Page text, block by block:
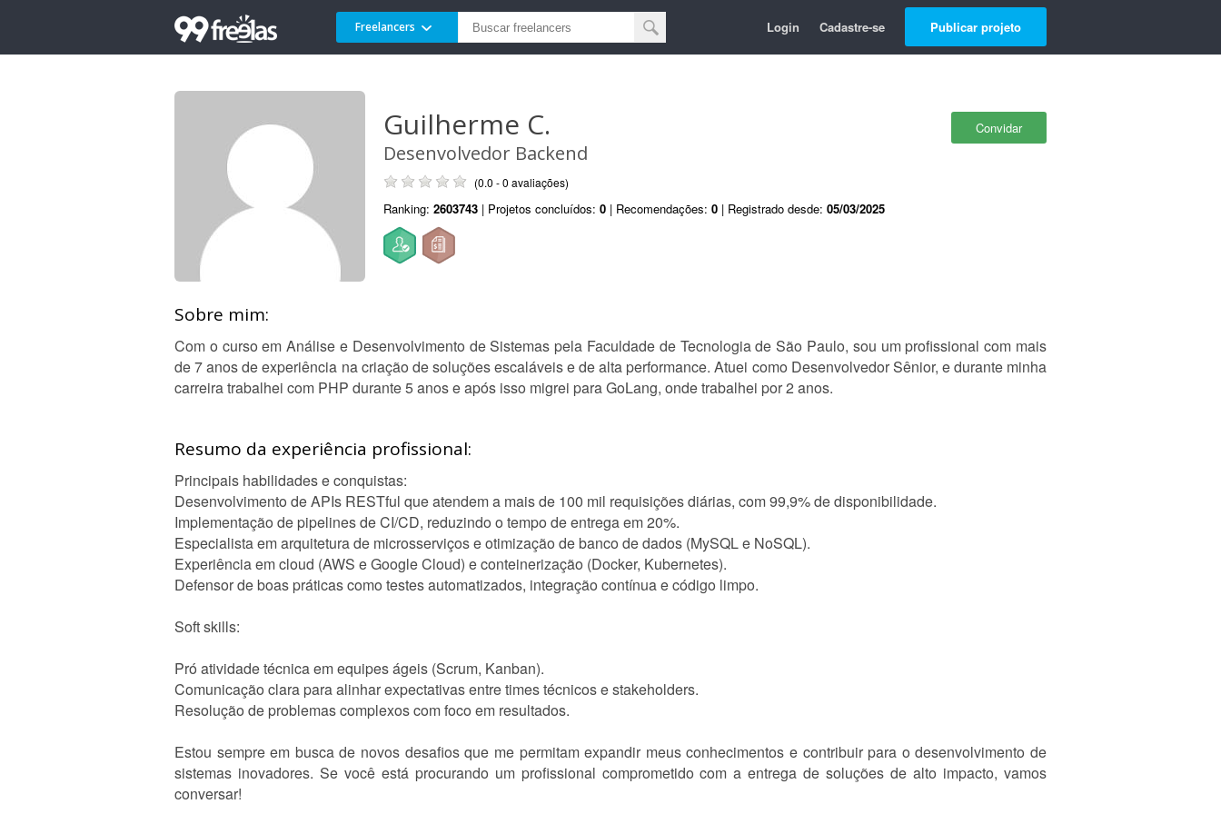
Freelancers Login Cadastre-se Publicar projeto
Convidar
Guilherme C.
Desenvolvedor Backend
(0.0 - 0 avaliações)
Ranking: 2603743 | Projetos concluídos: 0 | Recomendações: 0 | Registrado desde: 05/03/2025
Sobre mim:
Com o curso em Análise e Desenvolvimento de Sistemas pela Faculdade de Tecnologia de São Paulo, sou um profissional com mais
de 7 anos de experiência na criação de soluções escaláveis e de alta performance. Atuei como Desenvolvedor Sênior, e durante minha
carreira trabalhei com PHP durante 5 anos e após isso migrei para GoLang, onde trabalhei por 2 anos.
Resumo da experiência profissional:
Principais habilidades e conquistas:
Desenvolvimento de APIs RESTful que atendem a mais de 100 mil requisições diárias, com 99,9% de disponibilidade.
Implementação de pipelines de CI/CD, reduzindo o tempo de entrega em 20%.
Especialista em arquitetura de microsserviços e otimização de banco de dados (MySQL e NoSQL).
Experiência em cloud (AWS e Google Cloud) e conteinerização (Docker, Kubernetes).
Defensor de boas práticas como testes automatizados, integração contínua e código limpo.
Soft skills:
Pró atividade técnica em equipes ágeis (Scrum, Kanban).
Comunicação clara para alinhar expectativas entre times técnicos e stakeholders.
Resolução de problemas complexos com foco em resultados.
Estou sempre em busca de novos desafios que me permitam expandir meus conhecimentos e contribuir para o desenvolvimento de
sistemas inovadores. Se você está procurando um profissional comprometido com a entrega de soluções de alto impacto, vamos
conversar!